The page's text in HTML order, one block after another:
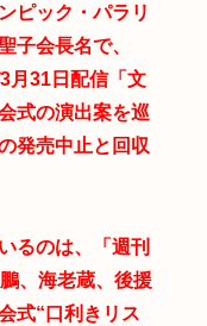
ピック・パラリ
子会長名で、
月31日配信「文
式の演出案を巡
発売中止と回収
るのは、「週刊
、海老蔵、後援
式“口利きリス